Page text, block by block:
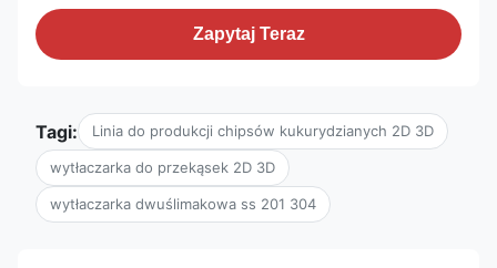
Zapytaj Teraz
Tagi: Linia do produkcji chipsów kukurydzianych 2D 3D
wytłaczarka do przekąsek 2D 3D
wytłaczarka dwuślimakowa ss 201 304